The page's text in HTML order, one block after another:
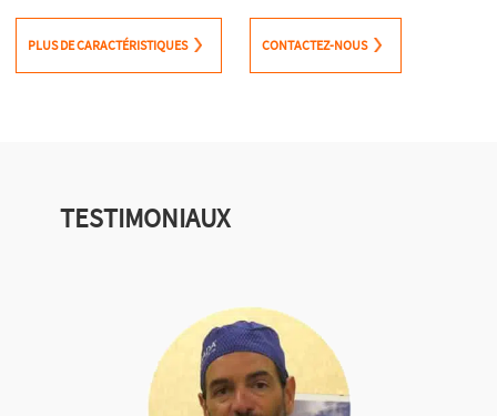
PLUS DE CARACTÉRISTIQUES CONTACTEZ-NOUS
TESTIMONIAUX